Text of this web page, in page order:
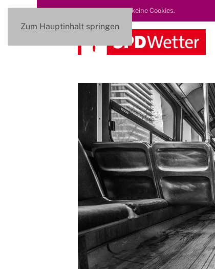
Zum Hauptinhalt springen
Diese Seite nutzt keine Cookies.